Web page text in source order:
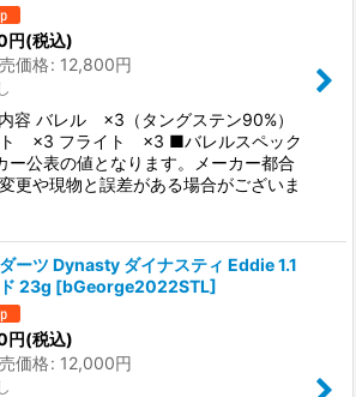
円(税込)
価格: 12,800円
容 バレル ×3（タングステン90%）
ト ×3 フライト ×3 ■バレルスペック
ー公表の値となります。メーカー都合
更や現物と誤差がある場合がございま
ーツ Dynasty ダイナスティ Eddie 1.1
23g [bGeorge2022STL]
円(税込)
価格: 12,000円